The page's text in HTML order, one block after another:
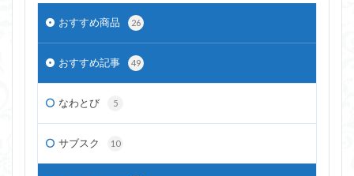
おすすめ商品 26
おすすめ記事 49
なわとび 5
サブスク 10